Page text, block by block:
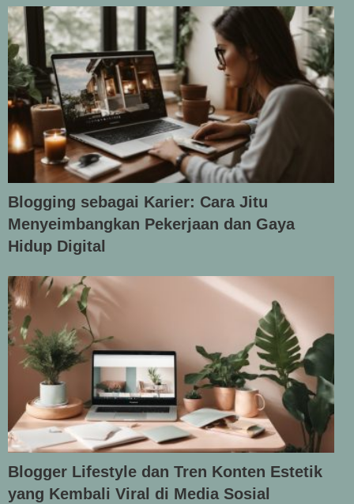
Blogging sebagai Karier: Cara Jitu
Menyeimbangkan Pekerjaan dan Gaya
Hidup Digital
Blogger Lifestyle dan Tren Konten Estetik
yang Kembali Viral di Media Sosial